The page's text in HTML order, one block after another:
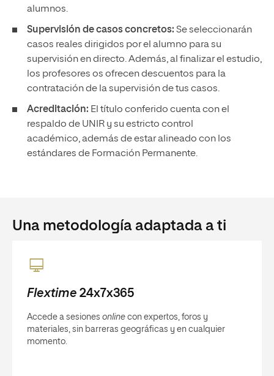
alumnos.
Supervisión de casos concretos: Se seleccionarán
casos reales dirigidos por el alumno para su
supervisión en directo. Además, al finalizar el estudio,
los profesores os ofrecen descuentos para la
contratación de la supervisión de tus casos.
Acreditación: El título conferido cuenta con el
respaldo de UNIR y su estricto control
académico, además de estar alineado con los
estándares de Formación Permanente.
Una metodología adaptada a ti
Flextime 24x7x365
Accede a sesiones online con expertos, foros y
materiales, sin barreras geográficas y en cualquier
momento.